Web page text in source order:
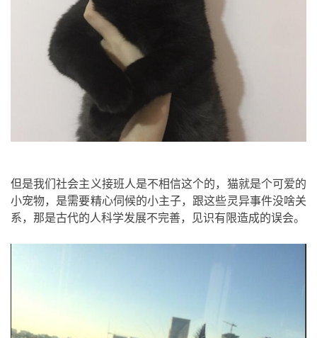
但是我们社会主义接班人是不相信这个的，猫就是个可爱的
小宠物，是需要精心伺候的小主子，跟这些灵异事件没啥关
系，那是古代的人科学发展不完善，见识有限造成的误会。